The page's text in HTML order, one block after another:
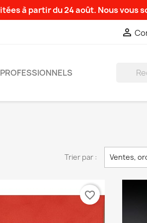
à partir du 24 août. Nous vous

PROFESSIONNELS
Trier par : Ventes,
favorite_border